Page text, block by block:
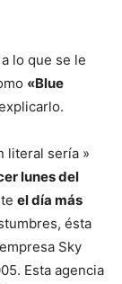
lo que se le
«Blue
literal sería »
lunes del
el día más
ésta
Sky
Esta agencia